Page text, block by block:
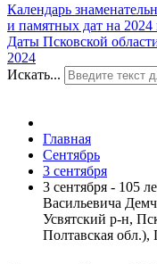
Календарь
и памятных дат на 2024
Даты Псковской
2024
Искать...
Главная
Сентябрь
3 сентября
3 сентября - 105
Васильевича
Усвятский р-н,
Полтавская обл.),